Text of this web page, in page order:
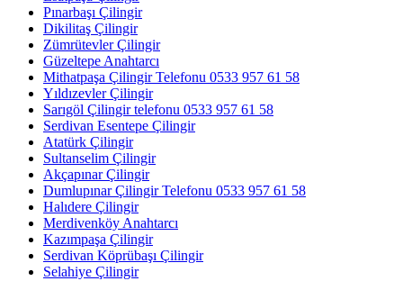
Pınarbaşı Çilingir
Dikilitaş Çilingir
Zümrütevler Çilingir
Güzeltepe Anahtarcı
Mithatpaşa Çilingir Telefonu 0533 957 61 58
Yıldızevler Çilingir
Sarıgöl Çilingir telefonu 0533 957 61 58
Serdivan Esentepe Çilingir
Atatürk Çilingir
Sultanselim Çilingir
Akçapınar Çilingir
Dumlupınar Çilingir Telefonu 0533 957 61 58
Halıdere Çilingir
Merdivenköy Anahtarcı
Kazımpaşa Çilingir
Serdivan Köprübaşı Çilingir
Selahiye Çilingir